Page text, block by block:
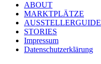
ABOUT
MARKTPLÄTZE
AUSSTELLERGUIDE
STORIES
Impressum
Datenschutzerklärung